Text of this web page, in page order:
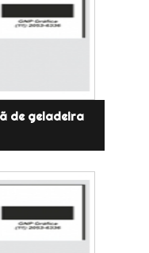
de geladeira